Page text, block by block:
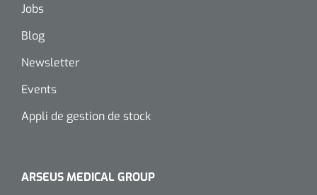
Jobs
Blog
Newsletter
Events
Appli de gestion de stock
ARSEUS MEDICAL GROUP